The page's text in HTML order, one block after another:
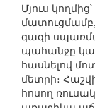
Մյուս
մատուցմամբ,
գազի
պահանջը
հասնելով
մետրի։
հոսող